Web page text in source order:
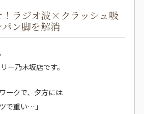
！ラジオ波×クラッシュ吸
ン脚を解消
ー乃木坂店です。
ークで、夕方には
で重い…」